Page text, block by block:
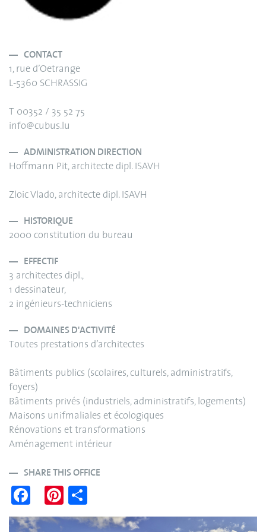
CONTACT
1, rue d’Oetrange
L-5360 SCHRASSIG
T 00352 / 35 52 75
info@cubus.lu
ADMINISTRATION DIRECTION
Hoffmann Pit, architecte dipl. ISAVH
Zloic Vlado, architecte dipl. ISAVH
HISTORIQUE
2000 constitution du bureau
EFFECTIF
3 architectes dipl.,
1 dessinateur,
2 ingénieurs-techniciens
DOMAINES D'ACTIVITÉ
Toutes prestations d’architectes
Bâtiments publics (scolaires, culturels, administratifs,
foyers)
Bâtiments privés (industriels, administratifs, logements)
Maisons unifmaliales et écologiques
Rénovations et transformations
Aménagement intérieur
SHARE THIS OFFICE
Fa
ce
Pi
nt ha